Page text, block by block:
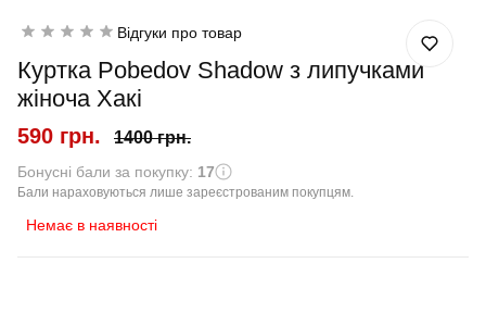
Відгуки про товар
Куртка Pobedov Shadow з липучками
жіноча Хакі
590 грн. 1400 грн.
Бонусні бали за покупку: 17
Бали нараховуються лише зареєстрованим покупцям.
Немає в наявності